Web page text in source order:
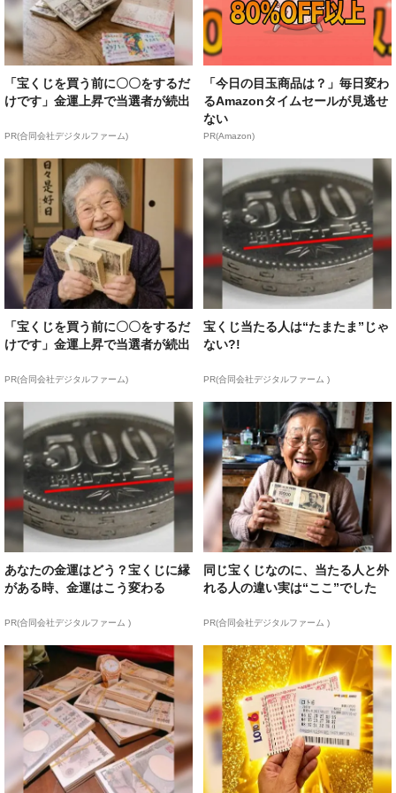
「宝くじを買う前に〇〇をするだ
けです」金運上昇で当選者が続出
PR(合同会社デジタルファーム)
「今日の目玉商品は？」毎日変わ
るAmazonタイムセールが見逃せ
ない
PR(Amazon)
「宝くじを買う前に〇〇をするだ
けです」金運上昇で当選者が続出
PR(合同会社デジタルファーム)
宝くじ当たる人は“たまたま”じゃ
ない?!
PR(合同会社デジタルファーム )
あなたの金運はどう？宝くじに縁
がある時、金運はこう変わる
PR(合同会社デジタルファーム )
同じ宝くじなのに、当たる人と外
れる人の違い実は“ここ”でした
PR(合同会社デジタルファーム )